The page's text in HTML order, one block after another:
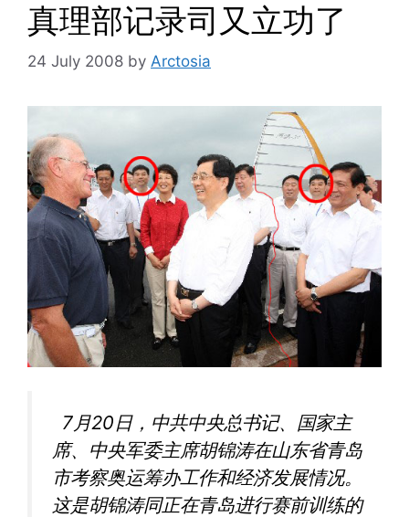
真理部记录司又立功了
24 July 2008 by Arctosia
7月20日，中共中央总书记、国家主
席、中央军委主席胡锦涛在山东省青岛
市考察奥运筹办工作和经济发展情况。
这是胡锦涛同正在青岛进行赛前训练的